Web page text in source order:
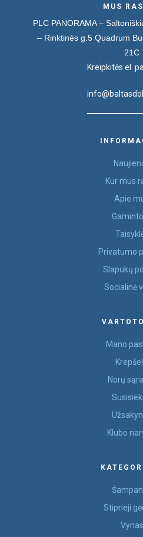
MUS
PLC PANORAMA –
– Rinktinės g.5 Quadrum
21C
Kreipkitės el.
Kur mus
Apie
Privatumo
Slapukų
Socialinė
Mano
Norų
Klubo
Stiprieji
Vynas